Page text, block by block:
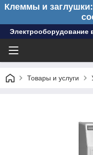
Клеммы и
Электрооборудование
Товары и услуги